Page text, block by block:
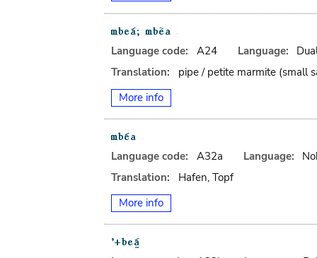
Language code: A24 Language:
Translation:
pipe / petite marmite (small
More info
Language code: A32a Language:
Translation:
Hafen, Topf
More info